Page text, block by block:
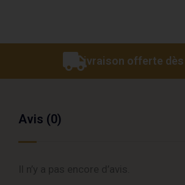
Livraison offerte dès
Avis (0)